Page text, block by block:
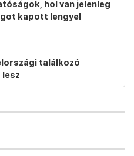
hol van jelenleg
kapott lengyel
találkozó